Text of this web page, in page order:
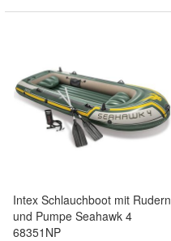
Intex Schlauchboot mit Rudern
und Pumpe Seahawk 4
68351NP